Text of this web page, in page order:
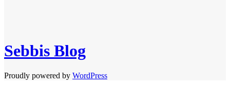
Sebbis Blog
Proudly powered by WordPress